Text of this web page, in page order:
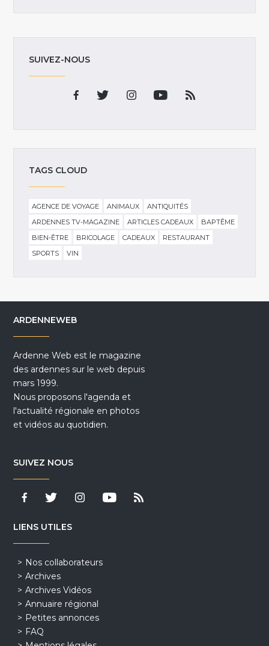
SUIVEZ-NOUS
TAGS CLOUD
AGENCE DE VOYAGE ANIMAUX
ANTIQUITÉS
ARDENNES TV-MAGAZINE
ARTICLES CADEAUX
BAPTÊME
BIEN-ÊTRE
BRICOLAGE CADEAUX
RESTAURANT
SPORTS
VIN
ARDENNEWEB
Ardenne Web est le magazine
des ardennes sur le web depuis
mars 1999.
Nous proposons l'agenda et
l'actualité régionale en photos
et vidéos au quotidien.
SUIVEZ NOUS
LIENS UTILES
Nos collaborateurs
Archives
Archives Vidéos
Annuaire régional
Petites annonces
FAQ